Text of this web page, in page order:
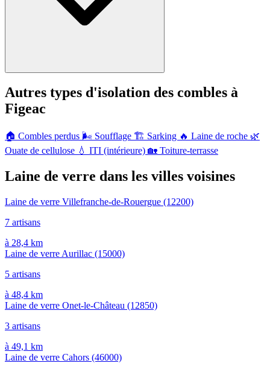
Autres types d'isolation des combles à
Figeac
🏠 Combles perdus 🌬️ Soufflage 🏗️ Sarking 🔥 Laine de roche 🌿
Ouate de cellulose 💧 ITI (intérieure) 🏡 Toiture-terrasse
Laine de verre dans les villes voisines
Laine de verre Villefranche-de-Rouergue (12200)
7 artisans
à 28,4 km
Laine de verre Aurillac (15000)
5 artisans
à 48,4 km
Laine de verre Onet-le-Château (12850)
3 artisans
à 49,1 km
Laine de verre Cahors (46000)